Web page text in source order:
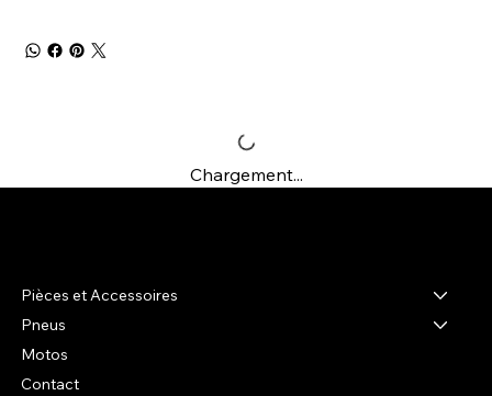
Chargement...
Pièces et Accessoires
Pneus
Motos
Contact